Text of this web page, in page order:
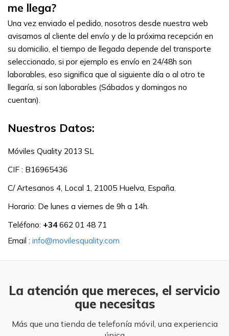
me llega?
Una vez enviado el pedido, nosotros desde nuestra web
avisamos al cliente del envío y de la próxima recepción en
su domicilio, el tiempo de llegada depende del transporte
seleccionado, si por ejemplo es envío en 24/48h son
laborables, eso significa que al siguiente día o al otro te
llegaría, si son laborables (Sábados y domingos no
cuentan).
Nuestros Datos:
Móviles Quality 2013 SL
CIF : B16965436
C/ Artesanos 4, Local 1, 21005 Huelva, España.
Horario: De lunes a viernes de 9h a 14h.
Teléfono: +34 662 01 48 71
Email : info@movilesquality.com
La atención que mereces, el servicio
que necesitas
Más que una tienda de telefonía móvil, una experiencia